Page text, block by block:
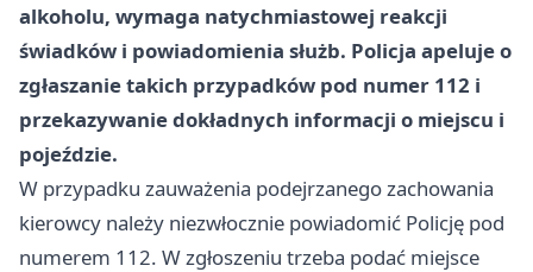
alkoholu, wymaga natychmiastowej reakcji
świadków i powiadomienia służb. Policja apeluje o
zgłaszanie takich przypadków pod numer 112 i
przekazywanie dokładnych informacji o miejscu i
pojeździe.
W przypadku zauważenia podejrzanego zachowania
kierowcy należy niezwłocznie powiadomić Policję pod
numerem 112. W zgłoszeniu trzeba podać miejsce